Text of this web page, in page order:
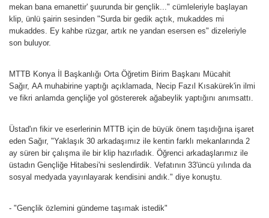
mekan bana emanettir' şuurunda bir gençlik..." cümleleriyle başlayan
klip, ünlü şairin sesinden "Surda bir gedik açtık, mukaddes mi
mukaddes. Ey kahbe rüzgar, artık ne yandan esersen es" dizeleriyle
son buluyor.
MTTB Konya İl Başkanlığı Orta Öğretim Birim Başkanı Mücahit
Sağır, AA muhabirine yaptığı açıklamada, Necip Fazıl Kısakürek'in ilmi
ve fikri anlamda gençliğe yol göstererek ağabeylik yaptığını anımsattı.
Üstad'ın fikir ve eserlerinin MTTB için de büyük önem taşıdığına işaret
eden Sağır, "Yaklaşık 30 arkadaşımız ile kentin farklı mekanlarında 2
ay süren bir çalışma ile bir klip hazırladık. Öğrenci arkadaşlarımız ile
üstadın Gençliğe Hitabesi'ni seslendirdik. Vefatının 33'üncü yılında da
sosyal medyada yayınlayarak kendisini andık." diye konuştu.
- "Gençlik özlemini gündeme taşımak istedik"